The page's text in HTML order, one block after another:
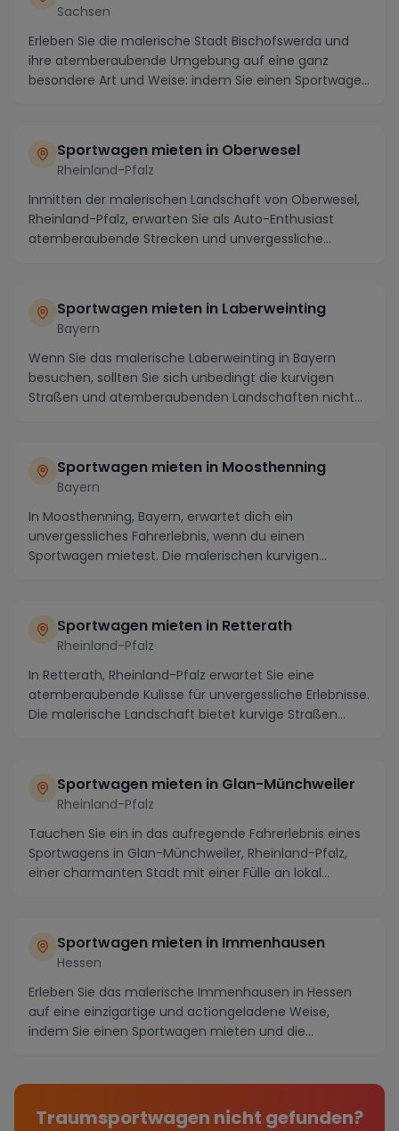
Sachsen
Erleben Sie die malerische Stadt Bischofswerda und
ihre atemberaubende Umgebung auf eine ganz
besondere Art und Weise: indem Sie einen Sportwagen
Sportwagen mieten in Oberwesel
Rheinland-Pfalz
Inmitten der malerischen Landschaft von Oberwesel,
Rheinland-Pfalz, erwarten Sie als Auto-Enthusiast
atemberaubende Strecken und unvergessliche
Sportwagen mieten in Laberweinting
Bayern
Wenn Sie das malerische Laberweinting in Bayern
besuchen, sollten Sie sich unbedingt die kurvigen
Straßen und atemberaubenden Landschaften nicht
Sportwagen mieten in Moosthenning
Bayern
In Moosthenning, Bayern, erwartet dich ein
unvergessliches Fahrerlebnis, wenn du einen
Sportwagen mietest. Die malerischen kurvigen
Sportwagen mieten in Retterath
Rheinland-Pfalz
In Retterath, Rheinland-Pfalz erwartet Sie eine
atemberaubende Kulisse für unvergessliche Erlebnisse.
Die malerische Landschaft bietet kurvige Straßen...
Sportwagen mieten in Glan-Münchweiler
Rheinland-Pfalz
Tauchen Sie ein in das aufregende Fahrerlebnis eines
Sportwagens in Glan-Münchweiler, Rheinland-Pfalz,
einer charmanten Stadt mit einer Fülle an lokal...
Sportwagen mieten in Immenhausen
Hessen
Erleben Sie das malerische Immenhausen in Hessen
auf eine einzigartige und actiongeladene Weise,
indem Sie einen Sportwagen mieten und die
Traumsportwagen nicht gefunden?